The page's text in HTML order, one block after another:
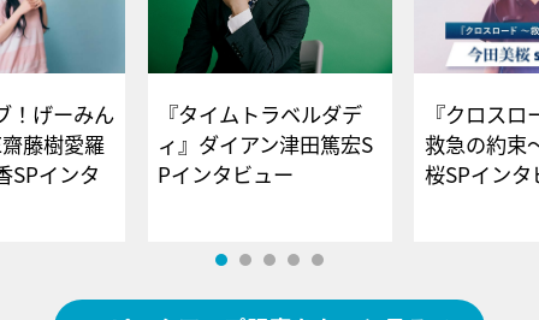
！げーみん
藤樹愛羅
SPインタ
『タイムトラベルダデ
ィ』ダイアン津田篤宏S
Pインタビュー
『クロス
救急の約束
桜SPイ